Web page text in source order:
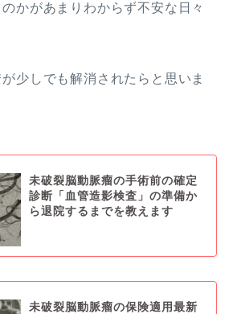
かがあまりわからず不安な日々
少しでも解消されたらと思いま
未破裂脳動脈瘤の手術前の確定
診断「血管造影検査」の準備か
ら退院するまでを教えます
未破裂脳動脈瘤の保険適用最新